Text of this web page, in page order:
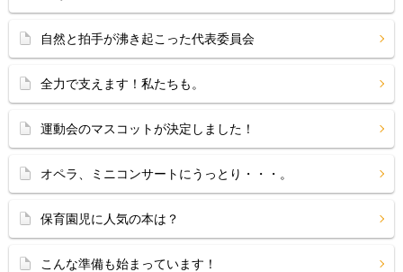
自然と拍手が沸き起こった代表委員会
全力で支えます！私たちも。
運動会のマスコットが決定しました！
オペラ、ミニコンサートにうっとり・・・。
保育園児に人気の本は？
こんな準備も始まっています！